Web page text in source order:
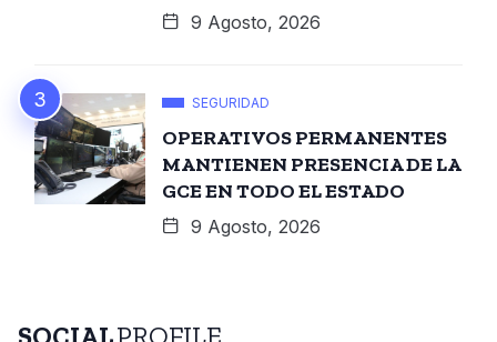
9 Agosto, 2026
SEGURIDAD
OPERATIVOS PERMANENTES
MANTIENEN PRESENCIA DE LA
GCE EN TODO EL ESTADO
9 Agosto, 2026